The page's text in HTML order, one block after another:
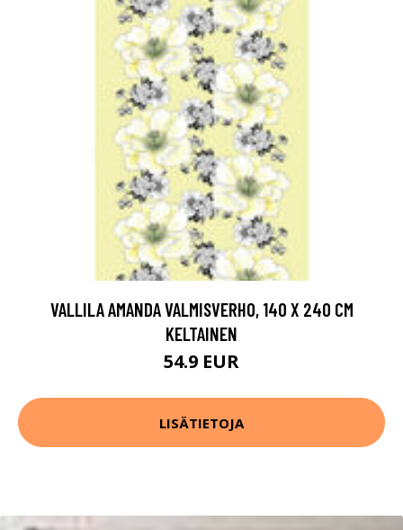
VALLILA AMANDA VALMISVERHO, 140 X 240 CM
KELTAINEN
54.9 EUR
LISÄTIETOJA